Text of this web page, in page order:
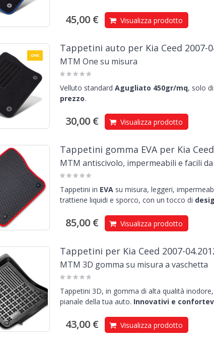
45,00 € Visualizza prodotto
Tappetini auto per Kia Ceed 2007-
MTM One su misura
Velluto standard Agugliato 450gr/mq, solo
prezzo.
30,00 € Visualizza prodotto
Tappetini gomma EVA per Kia
MTM antiscivolo, impermeabili e facili
Tappetini in EVAsu misura, leggeri,
trattiene liquidi e sporco, con un tocco di
85,00 € Visualizza prodotto
Tappetini per Kia Ceed 2007-
MTM 3D gomma su misura a vaschetta
Tappetini 3D, in gomma di alta qualità
pianale della tua auto. Innovativi e
43,00 € Visualizza prodotto